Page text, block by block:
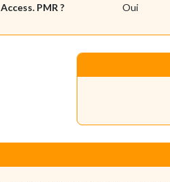
Access. PMR ?
Oui